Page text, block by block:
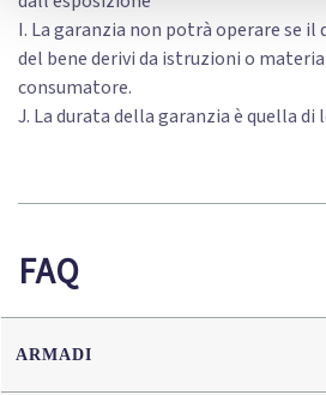
I. La garanzia non potrà operare se
del bene derivi da istruzioni o
consumatore.
J. La durata della garanzia è quella di
FAQ
ARMADI